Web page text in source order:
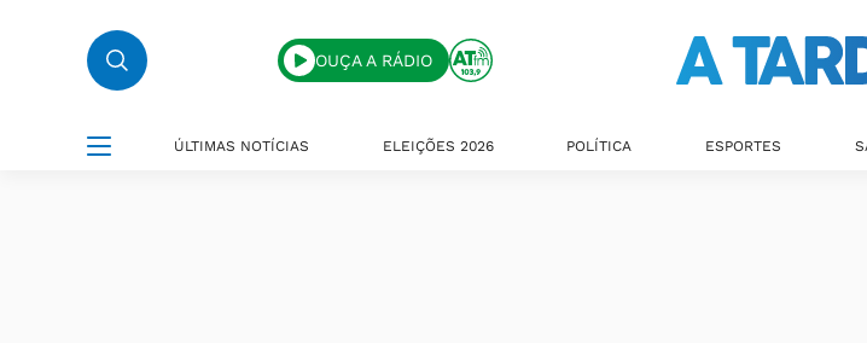
OUÇA A RÁDIO
ÚLTIMAS NOTÍCIAS ELEIÇÕES 2026 POLÍTICA ESPORTES